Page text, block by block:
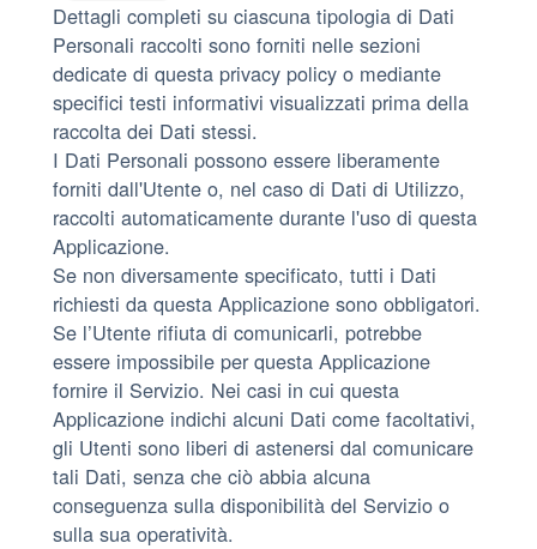
Dettagli completi su ciascuna tipologia di Dati
Personali raccolti sono forniti nelle sezioni
dedicate di questa privacy policy o mediante
specifici testi informativi visualizzati prima della
raccolta dei Dati stessi.
I Dati Personali possono essere liberamente
forniti dall'Utente o, nel caso di Dati di Utilizzo,
raccolti automaticamente durante l'uso di questa
Applicazione.
Se non diversamente specificato, tutti i Dati
richiesti da questa Applicazione sono obbligatori.
Se l’Utente rifiuta di comunicarli, potrebbe
essere impossibile per questa Applicazione
fornire il Servizio. Nei casi in cui questa
Applicazione indichi alcuni Dati come facoltativi,
gli Utenti sono liberi di astenersi dal comunicare
tali Dati, senza che ciò abbia alcuna
conseguenza sulla disponibilità del Servizio o
sulla sua operatività.